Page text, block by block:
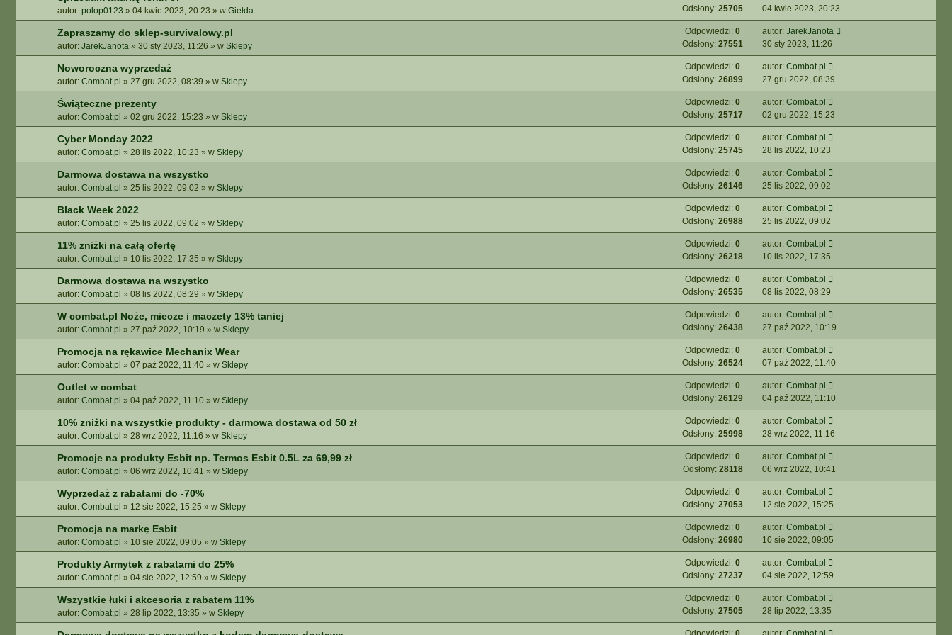
autor: polop0123 » 04 kwie 2023, 20:23 » w Giełda
Odsłony: 25705
04 kwie 2023, 20:23
Zapraszamy do sklep-survivalowy.pl
autor: JarekJanota » 30 sty 2023, 11:26 » w Sklepy
Odpowiedzi: 0
Odsłony: 27551
autor: JarekJanota
30 sty 2023, 11:26
Noworoczna wyprzedaż
autor: Combat.pl » 27 gru 2022, 08:39 » w Sklepy
Odpowiedzi: 0
Odsłony: 26899
autor: Combat.pl
27 gru 2022, 08:39
Świąteczne prezenty
autor: Combat.pl » 02 gru 2022, 15:23 » w Sklepy
Odpowiedzi: 0
Odsłony: 25717
autor: Combat.pl
02 gru 2022, 15:23
Cyber Monday 2022
autor: Combat.pl » 28 lis 2022, 10:23 » w Sklepy
Odpowiedzi: 0
Odsłony: 25745
autor: Combat.pl
28 lis 2022, 10:23
Darmowa dostawa na wszystko
autor: Combat.pl » 25 lis 2022, 09:02 » w Sklepy
Odpowiedzi: 0
Odsłony: 26146
autor: Combat.pl
25 lis 2022, 09:02
Black Week 2022
autor: Combat.pl » 25 lis 2022, 09:02 » w Sklepy
Odpowiedzi: 0
Odsłony: 26988
autor: Combat.pl
25 lis 2022, 09:02
11% zniżki na całą ofertę
autor: Combat.pl » 10 lis 2022, 17:35 » w Sklepy
Odpowiedzi: 0
Odsłony: 26218
autor: Combat.pl
10 lis 2022, 17:35
Darmowa dostawa na wszystko
autor: Combat.pl » 08 lis 2022, 08:29 » w Sklepy
Odpowiedzi: 0
Odsłony: 26535
autor: Combat.pl
08 lis 2022, 08:29
W combat.pl Noże, miecze i maczety 13% taniej
autor: Combat.pl » 27 paź 2022, 10:19 » w Sklepy
Odpowiedzi: 0
Odsłony: 26438
autor: Combat.pl
27 paź 2022, 10:19
Promocja na rękawice Mechanix Wear
autor: Combat.pl » 07 paź 2022, 11:40 » w Sklepy
Odpowiedzi: 0
Odsłony: 26524
autor: Combat.pl
07 paź 2022, 11:40
Outlet w combat
autor: Combat.pl » 04 paź 2022, 11:10 » w Sklepy
Odpowiedzi: 0
Odsłony: 26129
autor: Combat.pl
04 paź 2022, 11:10
10% zniżki na wszystkie produkty - darmowa dostawa od 50 zł
autor: Combat.pl » 28 wrz 2022, 11:16 » w Sklepy
Odpowiedzi: 0
Odsłony: 25998
autor: Combat.pl
28 wrz 2022, 11:16
Promocje na produkty Esbit np. Termos Esbit 0.5L za 69,99 zł
autor: Combat.pl » 06 wrz 2022, 10:41 » w Sklepy
Odpowiedzi: 0
Odsłony: 28118
autor: Combat.pl
06 wrz 2022, 10:41
Wyprzedaż z rabatami do -70%
autor: Combat.pl » 12 sie 2022, 15:25 » w Sklepy
Odpowiedzi: 0
Odsłony: 27053
autor: Combat.pl
12 sie 2022, 15:25
Promocja na markę Esbit
autor: Combat.pl » 10 sie 2022, 09:05 » w Sklepy
Odpowiedzi: 0
Odsłony: 26980
autor: Combat.pl
10 sie 2022, 09:05
Produkty Armytek z rabatami do 25%
autor: Combat.pl » 04 sie 2022, 12:59 » w Sklepy
Odpowiedzi: 0
Odsłony: 27237
autor: Combat.pl
04 sie 2022, 12:59
Wszystkie łuki i akcesoria z rabatem 11%
autor: Combat.pl » 28 lip 2022, 13:35 » w Sklepy
Odpowiedzi: 0
Odsłony: 27505
autor: Combat.pl
28 lip 2022, 13:35